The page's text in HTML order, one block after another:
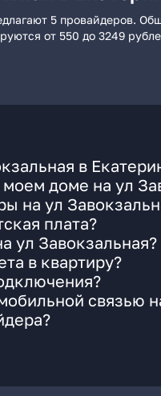
5 провайдеров.
от 550 до 3249
в
доме на ул
на ул
плата?
ул Завокзальная?
в квартиру?
связью